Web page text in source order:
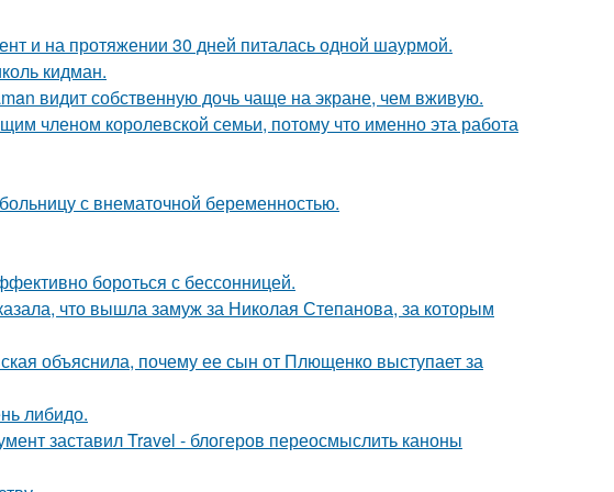
и на протяжении 30 дней питалась одной шаурмой.
кидман.
видит собственную дочь чаще на экране, чем вживую.
членом королевской семьи, потому что именно эта работа
с внематочной беременностью.
бороться с бессонницей.
что вышла замуж за Николая Степанова, за которым
объяснила, почему ее сын от Плющенко выступает за
либидо.
заставил Travel - блогеров переосмыслить каноны